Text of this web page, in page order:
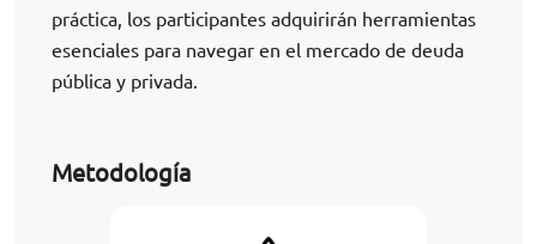
práctica, los participantes adquirirán herramientas
esenciales para navegar en el mercado de deuda
pública y privada.
Metodología